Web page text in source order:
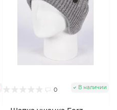
0 В наличии